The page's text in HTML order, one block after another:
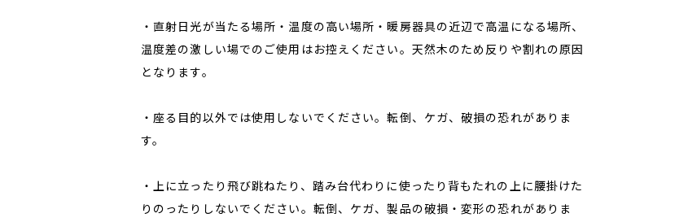
・直射日光が当たる場所・温度の高い場所・暖房器具の近辺で高温になる場所、
温度差の激しい場でのご使用はお控えください。天然木のため反りや割れの原因
となります。
・座る目的以外では使用しないでください。転倒、ケガ、破損の恐れがありま
す。
・上に立ったり飛び跳ねたり、踏み台代わりに使ったり背もたれの上に腰掛けた
りのったりしないでください。転倒、ケガ、製品の破損・変形の恐れがありま